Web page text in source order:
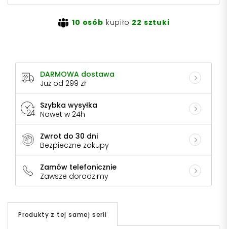
10 osób kupiło 22 sztuki
DARMOWA dostawa
Już od 299 zł
Szybka wysyłka
Nawet w 24h
Zwrot do 30 dni
Bezpieczne zakupy
Zamów telefonicznie
Zawsze doradzimy
Produkty z tej samej serii